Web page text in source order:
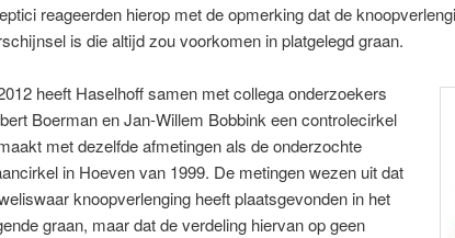
reageerden hierop met de opmerking dat de
is die altijd zou voorkomen in platgelegd graan.
heeft Haselhoff samen met collega onderzoekers
Boerman en Jan-Willem Bobbink een controlecirkel
met dezelfde afmetingen als de onderzochte
in Hoeven van 1999. De metingen wezen uit dat
knoopverlenging heeft plaatsgevonden in het
graan, maar dat de verdeling hiervan op geen